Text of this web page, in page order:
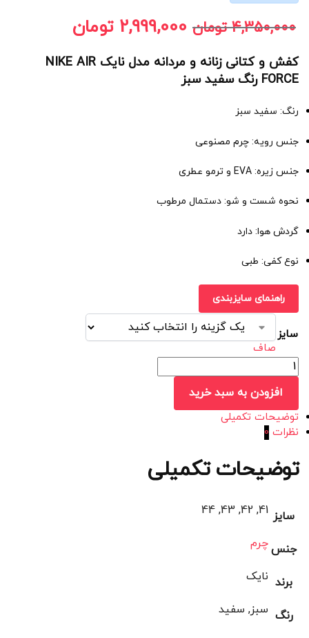
4,350,000 تومان 2,999,000 تومان
کفش و کتانی زنانه و مردانه مدل نایک NIKE AIR
FORCE رنگ سفید سبز
رنگ: سفید سبز
جنس رویه: چرم مصنوعی
جنس زیره: EVA و ترمو عطری
نحوه شست و شو: دستمال مرطوب
گردش هوا: دارد
نوع کفی: طبی
راهنمای سایزبندی
سایز
صاف
افزودن به سبد خرید
توضیحات تکمیلی
نظرات 0
توضیحات تکمیلی
سایز 41, 42, 43, 44
جنسچرم
برند نایک
رنگ سبز, سفید